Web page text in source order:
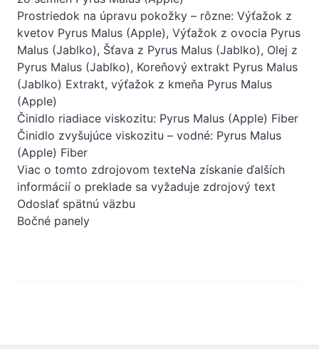
Prostriedok na úpravu pokožky – rôzne: Výťažok z
kvetov Pyrus Malus (Apple), Výťažok z ovocia Pyrus
Malus (Jablko), Šťava z Pyrus Malus (Jablko), Olej z
Pyrus Malus (Jablko), Koreňový extrakt Pyrus Malus
(Jablko) Extrakt, výťažok z kmeňa Pyrus Malus
(Apple)
Činidlo riadiace viskozitu: Pyrus Malus (Apple) Fiber
Činidlo zvyšujúce viskozitu – vodné: Pyrus Malus
(Apple) Fiber
Viac o tomto zdrojovom texteNa získanie ďalších
informácií o preklade sa vyžaduje zdrojový text
Odoslať spätnú väzbu
Bočné panely